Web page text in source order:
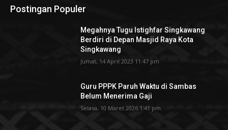
Postingan Populer
Megahnya Tugu Istighfar Singkawang
Berdiri di Depan Masjid Raya Kota
Singkawang
Jumat, 14 April 2023 11:47 pm
Guru PPPK Paruh Waktu di Sambas
Belum Menerima Gaji
Selasa, 10 Maret 2026 1:41 pm